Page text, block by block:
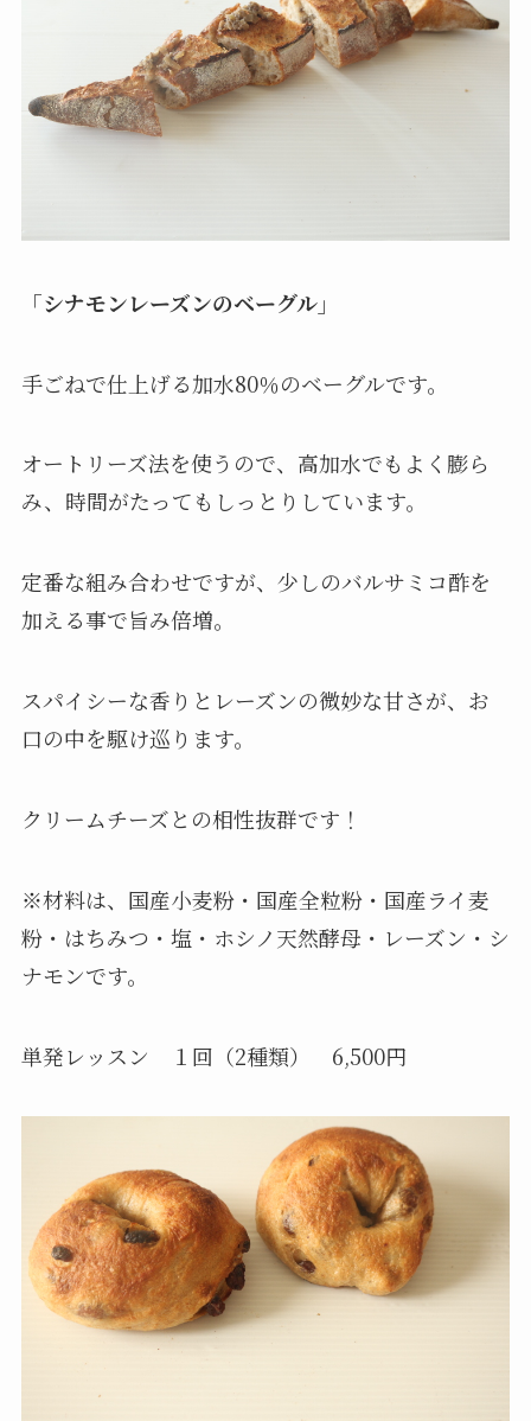
「シナモンレーズンのベーグル」
手ごねで仕上げる加水80％のベーグルです。
オートリーズ法を使うので、高加水でもよく膨ら
み、時間がたってもしっとりしています。
定番な組み合わせですが、少しのバルサミコ酢を
加える事で旨み倍増。
スパイシーな香りとレーズンの微妙な甘さが、お
口の中を駆け巡ります。
クリームチーズとの相性抜群です！
※材料は、国産小麦粉・国産全粒粉・国産ライ麦
粉・はちみつ・塩・ホシノ天然酵母・レーズン・シ
ナモンです。
単発レッスン １回（2種類） 6,500円